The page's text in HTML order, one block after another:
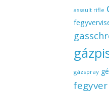
assault rifle
gázspray
fegyver